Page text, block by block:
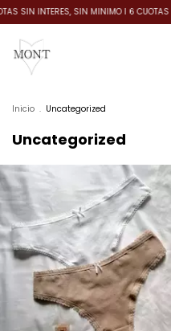
SIN INTERES, SIN MINIMO I 6 CUOTAS
Inicio . Uncategorized
Uncategorized